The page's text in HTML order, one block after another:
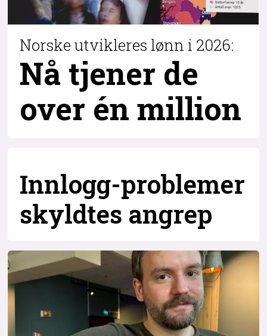
Norske utvikleres lønn i 2026:
Nå tjener de
over én million
Innlogg-problemer
skyldtes angrep